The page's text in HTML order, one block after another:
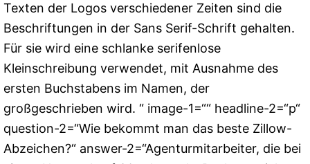
Texten der Logos verschiedener Zeiten sind die
Beschriftungen in der Sans Serif-Schrift gehalten.
Für sie wird eine schlanke serifenlose
Kleinschreibung verwendet, mit Ausnahme des
ersten Buchstabens im Namen, der
großgeschrieben wird. “ image-1=““ headline-2=“p“
question-2=“Wie bekommt man das beste Zillow-
Abzeichen?“ answer-2=“Agenturmitarbeiter, die bei